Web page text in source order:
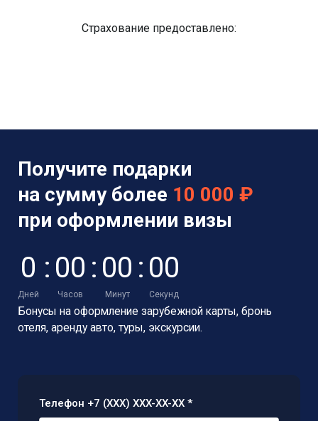
Страхование предоставлено:
Получите подарки
на сумму более 10 000 ₽
при оформлении визы
0
Дней
: 00
Часов
: 00
Минут
: 00
Секунд
Бонусы на оформление зарубежной карты, бронь
отеля, аренду авто, туры, экскурсии.
Телефон +7 (XXX) XXX-XX-XX *